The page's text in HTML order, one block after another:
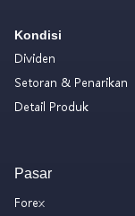
Kondisi
Dividen
Setoran & Penarikan
Detail Produk
Pasar
Forex